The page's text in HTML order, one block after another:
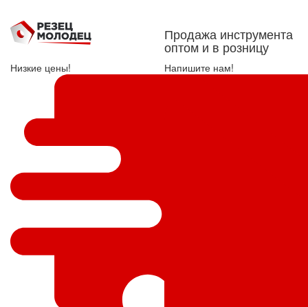
Продажа инструмента
оптом и в розницу
Низкие цены! Напишите нам!